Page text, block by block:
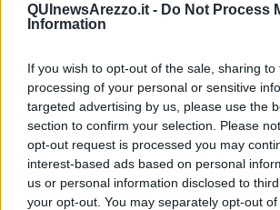
QUInewsArezzo.it - Do Not Process
Information
If you wish to opt-out of the sale, sharing
processing of your personal or sensitive
targeted advertising by us, please use the
section to confirm your selection. Please
opt-out request is processed you may
interest-based ads based on personal
us or personal information disclosed to
your opt-out. You may separately opt-out